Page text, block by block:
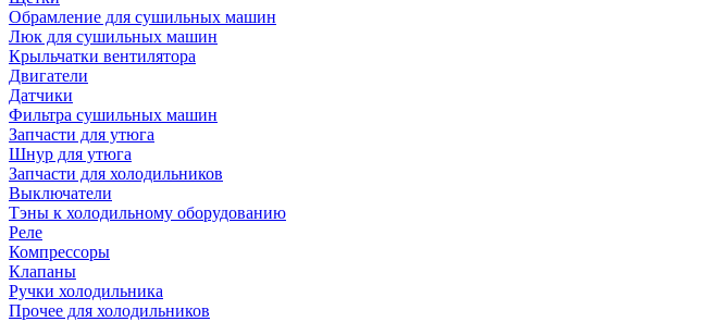
Обрамление для сушильных машин
Люк для сушильных машин
Крыльчатки вентилятора
Двигатели
Датчики
Фильтра сушильных машин
Запчасти для утюга
Шнур для утюга
Запчасти для холодильников
Выключатели
Тэны к холодильному оборудованию
Реле
Компрессоры
Клапаны
Ручки холодильника
Прочее для холодильников